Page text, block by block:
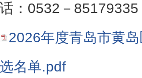
0532－85179335
2026年度青岛市黄
名单.pdf